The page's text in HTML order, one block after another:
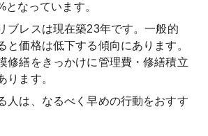
なっています。
ブレスは現在築23年です。一般的
と価格は低下する傾向にあります。
修繕をきっかけに管理費・修繕積立
ります。
人は、なるべく早めの行動をおすす